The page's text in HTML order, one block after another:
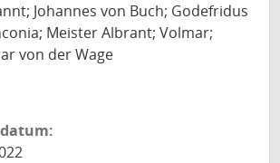
Johannes von Buch; Godefridus
Meister Albrant; Volmar;
von der Wage